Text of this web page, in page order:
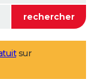
sur